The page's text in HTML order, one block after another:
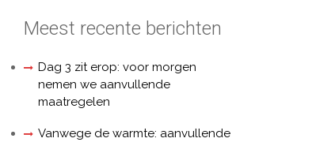
Meest recente berichten
Dag 3 zit erop: voor morgen
nemen we aanvullende
maatregelen
Vanwege de warmte: aanvullende